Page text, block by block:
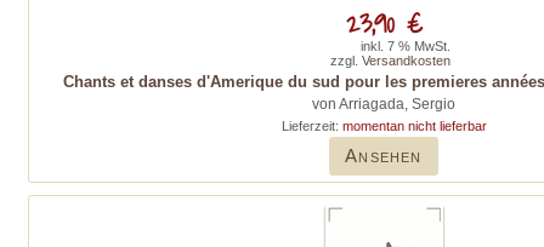
Chants et danses d'Amerique du sud pour les premieres
von Arriagada, Sergio
Lieferzeit: momentan nicht lieferbar
Ansehen
23,90 €
inkl. 7 % MwSt.
zzgl. Versandkosten